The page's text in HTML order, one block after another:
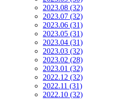
2023.08 (32)
2023.07 (32)
2023.06 (31)
2023.05 (31)
2023.04 (31)
2023.03 (32)
2023.02 (28)
2023.01 (32)
2022.12 (32)
2022.11 (31)
2022.10 (32)